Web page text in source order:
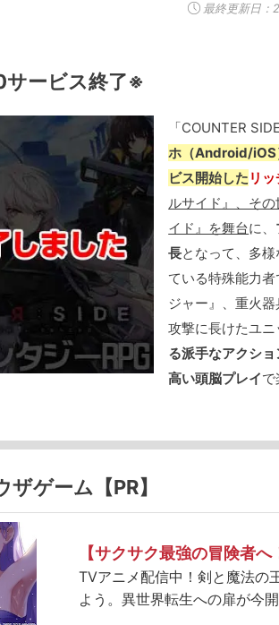
最終更新日：
ービス終了※
「COUNTER
ホ（Android/iOS
ビス開始した リ
ルサイド』、そ
イド』を舞台に、
長となって、多
ている特殊能力
ジャー』、重火
攻撃に長けたユ
る派手なアクシ
高い頭脳プレイで
ゲーム【PR】
【サクサク最強の冒険者へ
TVアニメ配信中！剣と魔法の
よう。異世界転生への扉が今開